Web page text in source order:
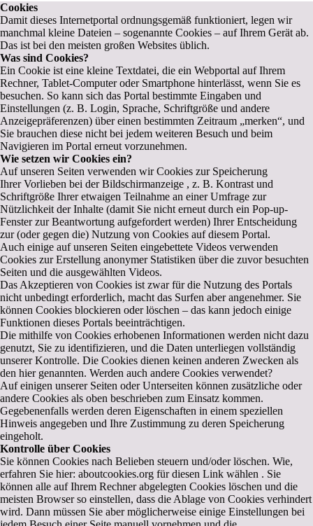
Cookies
Damit dieses Internetportal ordnungsgemäß funktioniert, legen wir
manchmal kleine Dateien – sogenannte Cookies – auf Ihrem Gerät ab.
Das ist bei den meisten großen Websites üblich.
Was sind Cookies?
Ein Cookie ist eine kleine Textdatei, die ein Webportal auf Ihrem
Rechner, Tablet-Computer oder Smartphone hinterlässt, wenn Sie es
besuchen. So kann sich das Portal bestimmte Eingaben und
Einstellungen (z. B. Login, Sprache, Schriftgröße und andere
Anzeigepräferenzen) über einen bestimmten Zeitraum „merken“, und
Sie brauchen diese nicht bei jedem weiteren Besuch und beim
Navigieren im Portal erneut vorzunehmen.
Wie setzen wir Cookies ein?
Auf unseren Seiten verwenden wir Cookies zur Speicherung
Ihrer Vorlieben bei der Bildschirmanzeige , z. B. Kontrast und
Schriftgröße Ihrer etwaigen Teilnahme an einer Umfrage zur
Nützlichkeit der Inhalte (damit Sie nicht erneut durch ein Pop-up-
Fenster zur Beantwortung aufgefordert werden) Ihrer Entscheidung
zur (oder gegen die) Nutzung von Cookies auf diesem Portal.
Auch einige auf unseren Seiten eingebettete Videos verwenden
Cookies zur Erstellung anonymer Statistiken über die zuvor besuchten
Seiten und die ausgewählten Videos.
Das Akzeptieren von Cookies ist zwar für die Nutzung des Portals
nicht unbedingt erforderlich, macht das Surfen aber angenehmer. Sie
können Cookies blockieren oder löschen – das kann jedoch einige
Funktionen dieses Portals beeinträchtigen.
Die mithilfe von Cookies erhobenen Informationen werden nicht dazu
genutzt, Sie zu identifizieren, und die Daten unterliegen vollständig
unserer Kontrolle. Die Cookies dienen keinen anderen Zwecken als
den hier genannten. Werden auch andere Cookies verwendet?
Auf einigen unserer Seiten oder Unterseiten können zusätzliche oder
andere Cookies als oben beschrieben zum Einsatz kommen.
Gegebenenfalls werden deren Eigenschaften in einem speziellen
Hinweis angegeben und Ihre Zustimmung zu deren Speicherung
eingeholt.
Kontrolle über Cookies
Sie können Cookies nach Belieben steuern und/oder löschen. Wie,
erfahren Sie hier: aboutcookies.org für diesen Link wählen . Sie
können alle auf Ihrem Rechner abgelegten Cookies löschen und die
meisten Browser so einstellen, dass die Ablage von Cookies verhindert
wird. Dann müssen Sie aber möglicherweise einige Einstellungen bei